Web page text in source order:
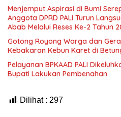
Menjemput Aspirasi di Bumi
Anggota DPRD PALI Turun
Abab Melalui Reses Ke-2 Tahun
Gotong Royong Warga dan
Kebakaran Kebun Karet di
Pelayanan BPKAAD PALI
Bupati Lakukan Pembenahan
Dilihat : 297